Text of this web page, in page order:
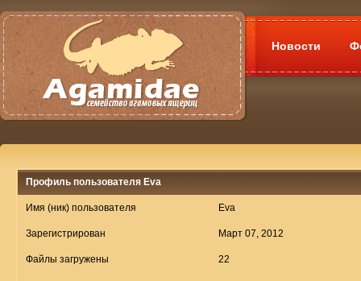
Новости
Профиль пользователя Eva
Имя (ник) пользователя Eva
Зарегистрирован Март 07, 2012
Файлы загружены 22